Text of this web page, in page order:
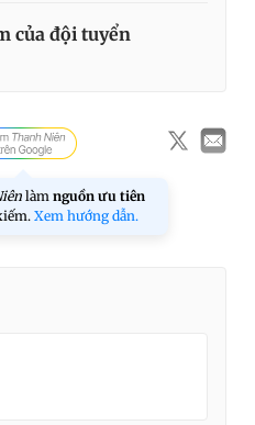
của đội tuyển
làm nguồn ưu tiên
Xem hướng dẫn.